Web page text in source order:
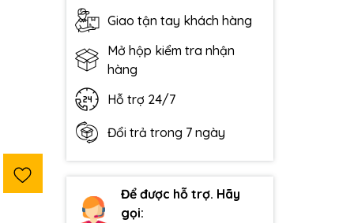
Giao tận tay khách hàng
Mở hộp kiểm tra nhận
hàng
Hỗ trợ 24/7
Đổi trả trong 7 ngày
Để được hỗ trợ. Hãy
gọi: